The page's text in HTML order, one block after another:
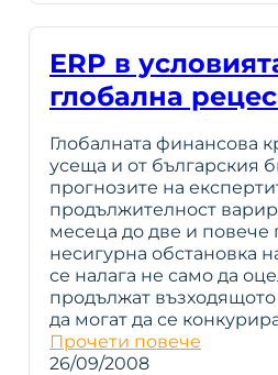
ERP в
глобална
Глобалната финансова
усеща и от българския
прогнозите на
продължителност
месеца до две и повече
несигурна обстановка
се налага не само да
продължат възходящото
да могат да се
Прочети повече
26/09/2008